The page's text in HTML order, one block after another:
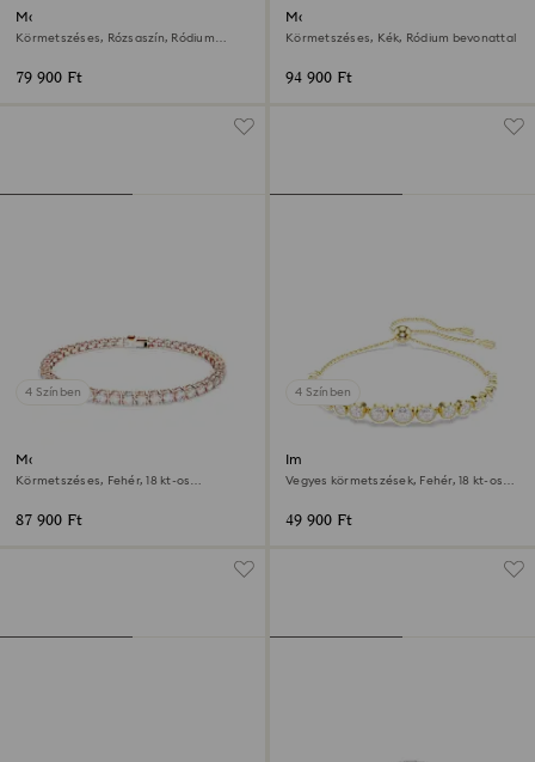
Matrix Tennis karkötő
Körmetszéses, Rózsaszín, Ródium
79 900 Ft
Matrix Tennis karkötő
Körmetszéses, Kék, Ródium bevonattal
94 900 Ft
4 Színben
Matrix Tennis karkötő
Körmetszéses, Fehér, 18 kt-os
87 900 Ft
4 Színben
Imber karkötő
Vegyes körmetszések, Fehér, 18 kt-os
49 900 Ft